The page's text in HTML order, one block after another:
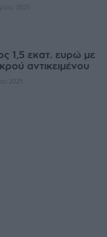
2025
1,5 εκατ. ευρώ με
αντικειμένου
2025